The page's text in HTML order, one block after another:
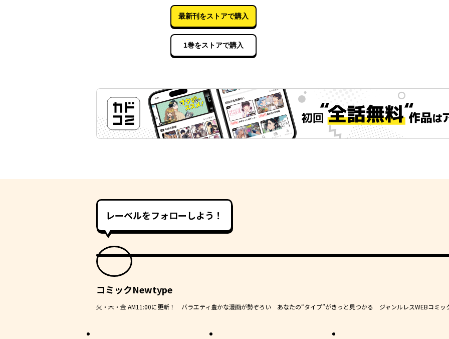
最新刊をストアで購入
1巻をストアで購入
レーベルをフォローしよう！
コミックNewtype
火・木・金 AM11:00に更新！ バラエティ豊かな漫画が勢ぞろい あなたの“タイプ”がきっと見つかる ジャンルレスWEBコミッ